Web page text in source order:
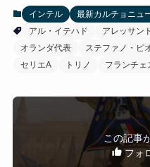
インテル 最新カルチョニュ
アル・イテハド
アレッサン
オランダ代表
ステファノ・ピ
セリエA
トリノ フランチェ
この記事
フォ